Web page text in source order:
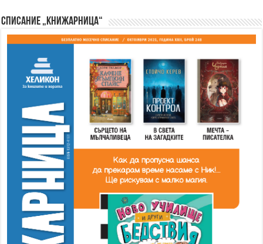
Списание „Книжарница“